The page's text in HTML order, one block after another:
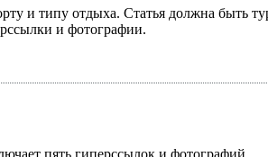
и типу отдыха. Статья должна быть
и фотографии.
пять гиперссылок и фотографий.